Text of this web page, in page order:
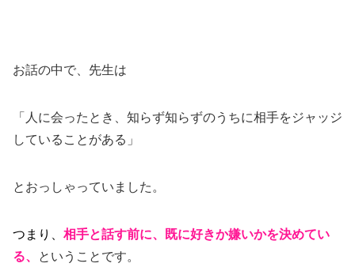
お話の中で、先生は
「人に会ったとき、知らず知らずのうちに相手をジャッジ
していることがある」
とおっしゃっていました。
つまり、 相手と話す前に、既に好きか嫌いかを決めてい
る、
ということです。